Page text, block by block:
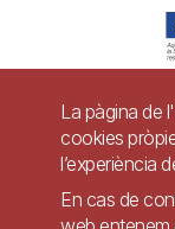
Pie
La pàgina de
cookies
l’experiència
En cas de